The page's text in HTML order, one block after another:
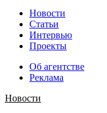
Новости
Статьи
Интервью
Проекты
Об агентстве
Реклама
Новости